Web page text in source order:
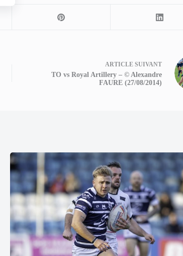
ARTICLESUIVANT
TO vs Royal Artillery – © Alexandre
FAURE (27/08/2014)